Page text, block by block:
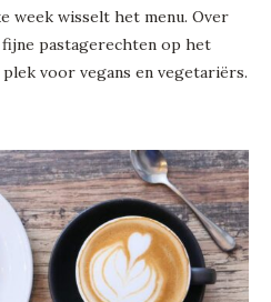
week wisselt het menu. Over
pastagerechten op het
voor vegans en vegetariërs.